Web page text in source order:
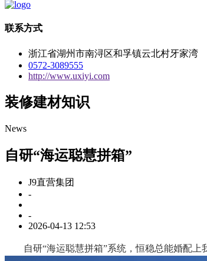
联系方式
浙江省湖州市南浔区和孚镇云北村牙家湾
0572-3089555
http://www.uxiyi.com
装修建材知识
News
自研“海运聪慧拼箱”
J9直营集团
-
-
2026-04-13 12:53
自研“海运聪慧拼箱”系统，恒稳总能婚配上